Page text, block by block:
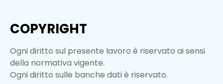
COPYRIGHT
Ogni diritto sul presente lavoro è riservato ai sensi
della normativa vigente.
Ogni diritto sulle banche dati è riservato.